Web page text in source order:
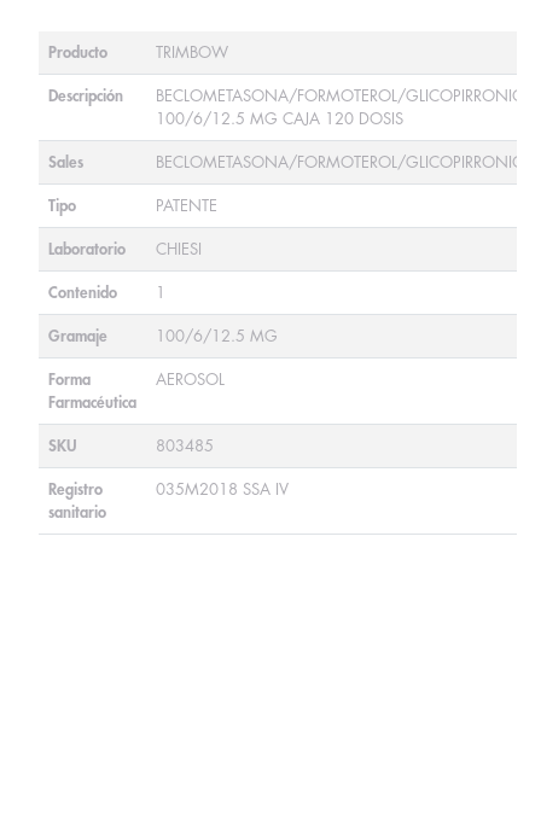
Producto TRIMBOW
Descripción
BECLOMETASONA/FORMOTEROL/GLICOPIRRONIO
100/6/12.5 MG CAJA 120 DOSIS
Sales BECLOMETASONA/FORMOTEROL/GLICOPIRRONIO
Tipo PATENTE
Laboratorio CHIESI
Contenido 1
Gramaje 100/6/12.5 MG
Forma
Farmacéutica
AEROSOL
SKU 803485
Registro
sanitario
035M2018 SSA IV